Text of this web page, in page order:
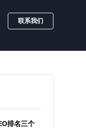
联系我们
排名三个